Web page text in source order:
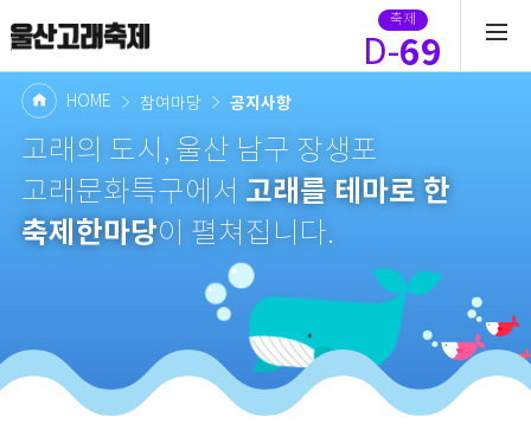
축제
D-69
HOME 참여마당 공지사항
고래의 도시, 울산 남구 장생포
고래문화특구에서 고래를 테마로 한
축제한마당이 펼쳐집니다.